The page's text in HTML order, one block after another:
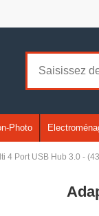
Photo
4 Port USB Hub 3.0 -